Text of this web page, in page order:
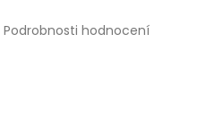
Podrobnosti hodnocení